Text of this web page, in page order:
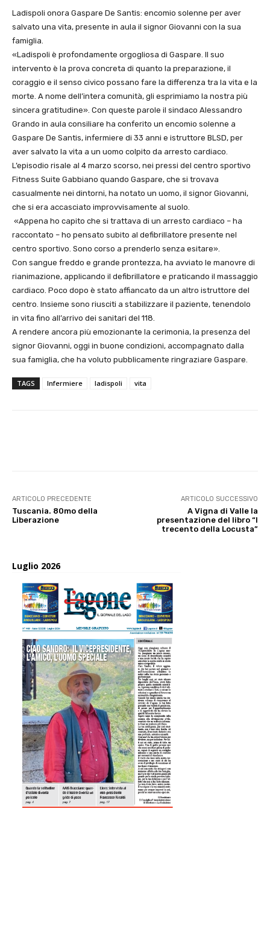
Ladispoli onora Gaspare De Santis: encomio solenne per aver
salvato una vita, presente in aula il signor Giovanni con la sua
famiglia.
«Ladispoli è profondamente orgogliosa di Gaspare. Il suo
intervento è la prova concreta di quanto la preparazione, il
coraggio e il senso civico possano fare la differenza tra la vita e la
morte. A nome dell’intera comunità, gli esprimiamo la nostra più
sincera gratitudine». Con queste parole il sindaco Alessandro
Grando in aula consiliare ha conferito un encomio solenne a
Gaspare De Santis, infermiere di 33 anni e istruttore BLSD, per
aver salvato la vita a un uomo colpito da arresto cardiaco.
L’episodio risale al 4 marzo scorso, nei pressi del centro sportivo
Fitness Suite Gabbiano quando Gaspare, che si trovava
casualmente nei dintorni, ha notato un uomo, il signor Giovanni,
che si era accasciato improvvisamente al suolo.
«Appena ho capito che si trattava di un arresto cardiaco – ha
raccontato – ho pensato subito al defibrillatore presente nel
centro sportivo. Sono corso a prenderlo senza esitare».
Con sangue freddo e grande prontezza, ha avviato le manovre di
rianimazione, applicando il defibrillatore e praticando il massaggio
cardiaco. Poco dopo è stato affiancato da un altro istruttore del
centro. Insieme sono riusciti a stabilizzare il paziente, tenendolo
in vita fino all’arrivo dei sanitari del 118.
A rendere ancora più emozionante la cerimonia, la presenza del
signor Giovanni, oggi in buone condizioni, accompagnato dalla
sua famiglia, che ha voluto pubblicamente ringraziare Gaspare.
TAGS Infermiere ladispoli vita
ARTICOLO PRECEDENTE
Tuscania. 80mo della
Liberazione
ARTICOLO SUCCESSIVO
A Vigna di Valle la
presentazione del libro “I
trecento della Locusta”
Luglio 2026